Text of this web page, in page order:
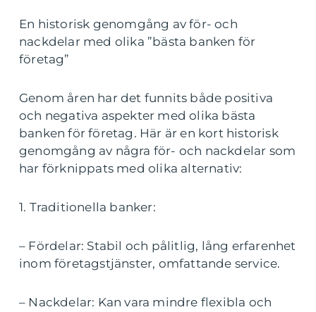
En historisk genomgång av för- och
nackdelar med olika ”bästa banken för
företag”
Genom åren har det funnits både positiva
och negativa aspekter med olika bästa
banken för företag. Här är en kort historisk
genomgång av några för- och nackdelar som
har förknippats med olika alternativ:
1. Traditionella banker:
– Fördelar: Stabil och pålitlig, lång erfarenhet
inom företagstjänster, omfattande service.
– Nackdelar: Kan vara mindre flexibla och